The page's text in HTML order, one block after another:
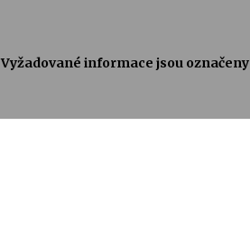
Vyžadované informace jsou označeny